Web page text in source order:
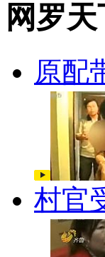
网罗
原配
村官